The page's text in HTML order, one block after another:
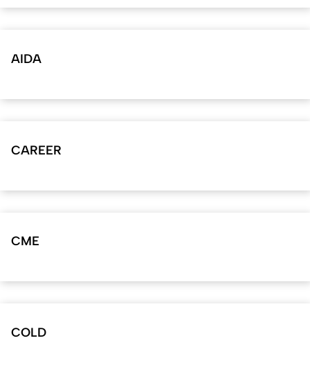
AIDA
CAREER
CME
COLD